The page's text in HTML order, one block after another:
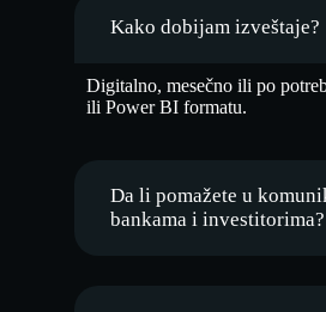
Kako dobijam izveštaje?
Digitalno, mesečno ili po
ili Power BI formatu.
Da li pomažete u
bankama i investitorima?